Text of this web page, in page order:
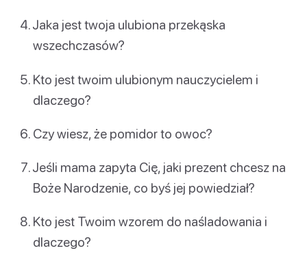
Jaka jest twoja ulubiona przekąska
wszechczasów?
Kto jest twoim ulubionym nauczycielem i
dlaczego?
Czy wiesz, że pomidor to owoc?
Jeśli mama zapyta Cię, jaki prezent chcesz na
Boże Narodzenie, co byś jej powiedział?
Kto jest Twoim wzorem do naśladowania i
dlaczego?